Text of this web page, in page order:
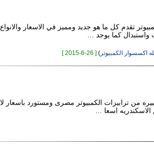
تقدم كل ما هو جديد ومميز في الاسعار والانواع
كما يوجد …
اكسسوار الكمبيوتر )
[ 26-6-2015 ]
من ترابيزات الكمبيوتر مصرى ومستورد باسعار
اسعا …